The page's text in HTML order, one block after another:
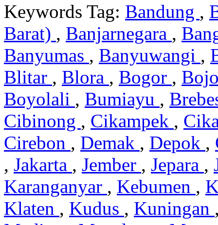
Keywords Tag: Bandung ,
Barat) , Banjarnegara ,
Banyumas , Banyuwangi ,
Blitar , Blora , Bogor ,
Boyolali , Bumiayu ,
Cibinong , Cikampek ,
Cirebon , Demak , Depok ,
, Jakarta , Jember , Jepara ,
Karanganyar , Kebumen ,
Klaten , Kudus , Kuningan